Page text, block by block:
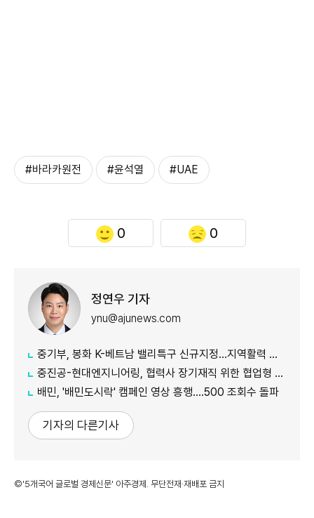
#바라카원전 #윤석열 #UAE
0 0
정연우 기자
ynu@ajunews.com
중기부, 봉화 K-베트남 밸리특구 신규지정...지역활력 거점 조성
중진공-현대엔지니어링, 협력사 장기재직 위한 협업형 공제 추진
배민, '배민도시락' 캠페인 영상 흥행....500 조회수 돌파
기자의 다른기사
©'5개국어 글로벌 경제신문' 아주경제. 무단전재·재배포 금지